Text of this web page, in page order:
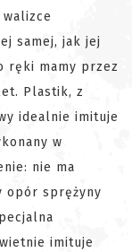
samej, jak jej
ręki mamy przez
Plastik, z
idealnie imituje
w
nie ma
opór sprężyny
imituje